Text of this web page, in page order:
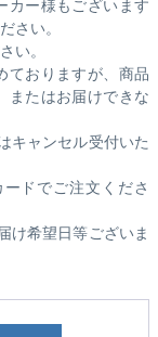
さい。
い。
ておりますが、商品
またはお届けできな
キャンセル受付いた
ドでご注文くださ
け希望日等ございま